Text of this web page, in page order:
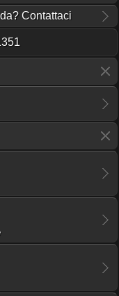
Contattaci